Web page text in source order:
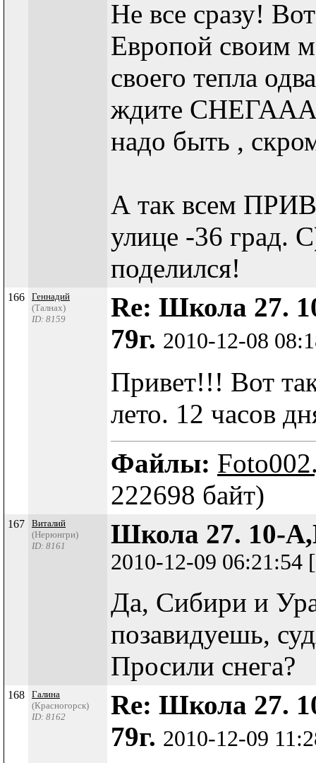
Не все сразу!
Европой своим
своего тепла
ждите
надо быть ,
А так всем
улице -36 град.
поделился!
166
Геннадий
(Талнах)
ID: 8159
Re: Школа 27.
79г. 2010-12-08
Привет!!! Вот
лето. 12 часов
Файлы:
222698 байт)
167
Виталий
(Нерюнгри)
ID: 8161
Школа 27. 10-
2010-12-09 06:21:54
Да, Сибири и
позавидуешь,
Просили снега?
168
Галина
(Красногорск)
ID: 8162
Re: Школа 27.
79г. 2010-12-09